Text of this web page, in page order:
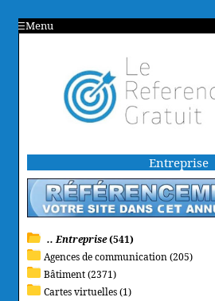
Menu
Entreprise
.. Entreprise(541)
Agences de communication (205)
Bâtiment (2371)
Cartes virtuelles (1)